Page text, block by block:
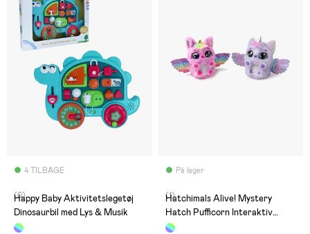
4 TILBAGE
(0)
Happy Baby Aktivitetslegetøj
Dinosaurbil med Lys & Musik
På lager
(1)
Hatchimals Alive! Mystery
Hatch Pufficorn Interaktiv
Bamse Blandet Udvalg